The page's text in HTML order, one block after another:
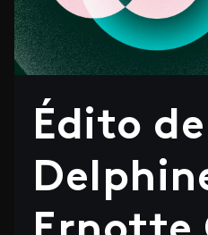
Édito de